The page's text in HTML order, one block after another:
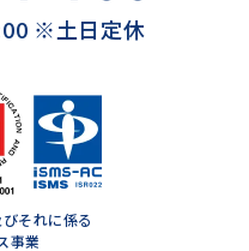
※土日定休
それに係る
事業